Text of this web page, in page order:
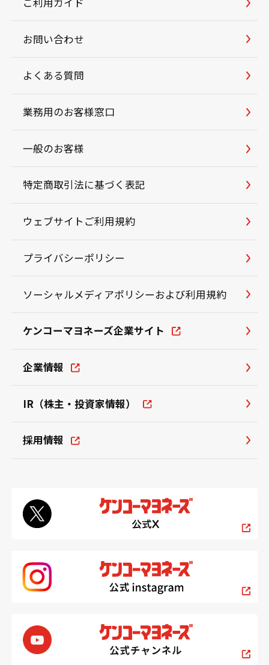
お問い合わせ
よくある質問
業務用のお客様窓口
一般のお客様
特定商取引法に基づく表記
ウェブサイトご利用規約
プライバシーポリシー
ソーシャルメディアポリシーおよび利用規約
ケンコーマヨネーズ企業サイト
企業情報
IR（株主・投資家情報）
採用情報